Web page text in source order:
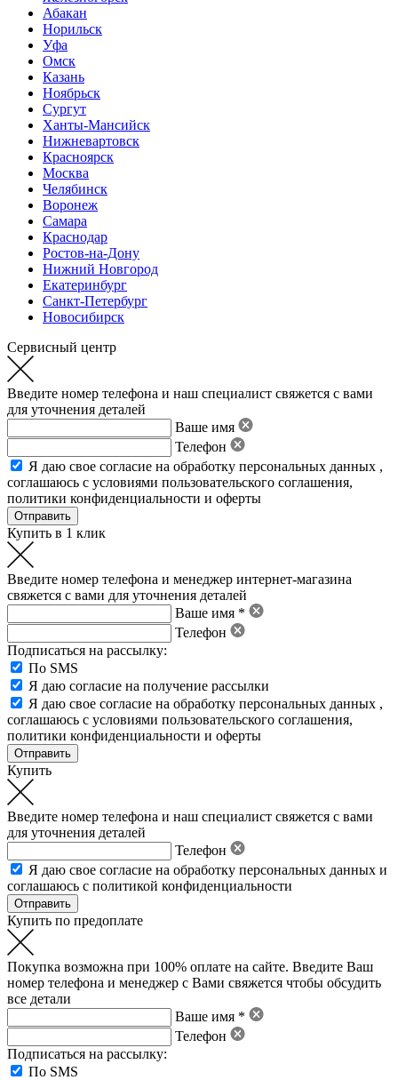
Абакан
Норильск
Уфа
Омск
Казань
Ноябрьск
Сургут
Ханты-Мансийск
Нижневартовск
Красноярск
Москва
Челябинск
Воронеж
Самара
Краснодар
Ростов-на-Дону
Нижний Новгород
Екатеринбург
Санкт-Петербург
Новосибирск
Сервисный центр
Введите номер телефона и наш специалист свяжется с вами
для уточнения деталей
Ваше имя
Телефон
Я даю свое согласие на обработку персональных данных ,
соглашаюсь с условиями пользовательского соглашения,
политики конфиденциальности и оферты
Купить в 1 клик
Введите номер телефона и менеджер интернет-магазина
свяжется с вами для уточнения деталей
Ваше имя *
Телефон
Подписаться на рассылку:
По SMS
Я даю согласие на получение рассылки
Я даю свое согласие на обработку персональных данных ,
соглашаюсь с условиями пользовательского соглашения,
политики конфиденциальности и оферты
Купить
Введите номер телефона и наш специалист свяжется с вами
для уточнения деталей
Телефон
Я даю свое согласие на обработку персональных данных и
соглашаюсь с политикой конфиденциальности
Купить по предоплате
Покупка возможна при 100% оплате на сайте. Введите Ваш
номер телефона и менеджер с Вами свяжется чтобы обсудить
все детали
Ваше имя *
Телефон
Подписаться на рассылку:
По SMS